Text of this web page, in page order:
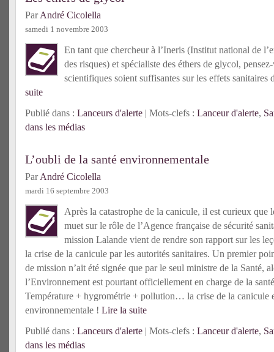
ParAndré Cicolella
samedi 1 novembre 2003
En tant que chercheur à l’Ineris (Institut national de
des risques) et spécialiste des éthers de glycol,
scientifiques soient suffisantes sur les effets sanitaires
suite
Publié dans : Lanceurs d'alerte | Mots-clefs : Lanceur d'alerte,
dans les médias
L’oubli de la santé environnementale
ParAndré Cicolella
mardi 16 septembre 2003
Après la catastrophe de la canicule, il est curieux que
muet sur le rôle de l’Agence française de sécurité
mission Lalande vient de rendre son rapport sur les
la crise de la canicule par les autorités sanitaires. Un premier
de mission n’ait été signée que par le seul ministre de la Santé,
l’Environnement est pourtant officiellement en charge de la
Température + hygrométrie + pollution… la crise de la canicule
environnementale ! Lire la suite
Publié dans : Lanceurs d'alerte | Mots-clefs : Lanceur d'alerte,
dans les médias